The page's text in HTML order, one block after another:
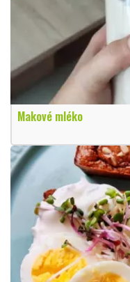
Makové mléko